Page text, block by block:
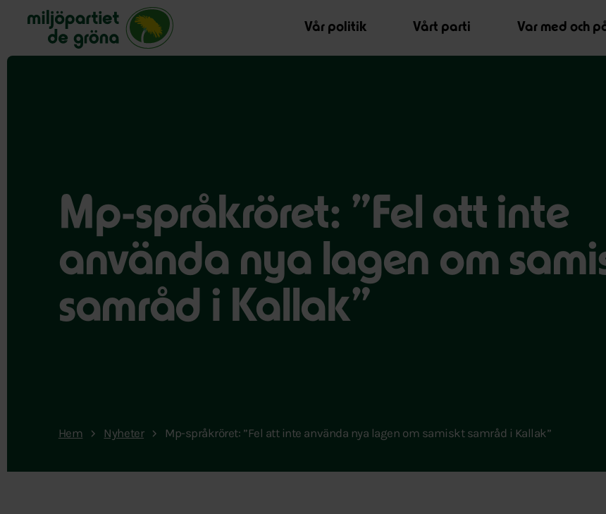
Miljöpartiet de gröna, startsida
Vår politik
Vårt parti Var med och
Mp-språkröret: ”Fel att inte
använda nya lagen om
samråd i Kallak”
Hem Nyheter Mp-språkröret: ”Fel att inte använda nya lagen om samiskt samråd i Kallak”